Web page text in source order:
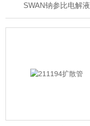
SWAN钠参比电解液